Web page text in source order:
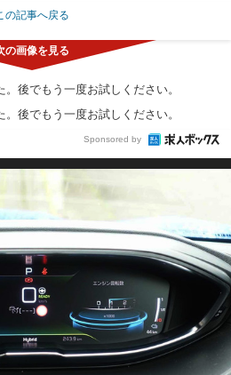
の記事へ戻る
後でもう一度お試しください。
後でもう一度お試しください。
Sponsored by